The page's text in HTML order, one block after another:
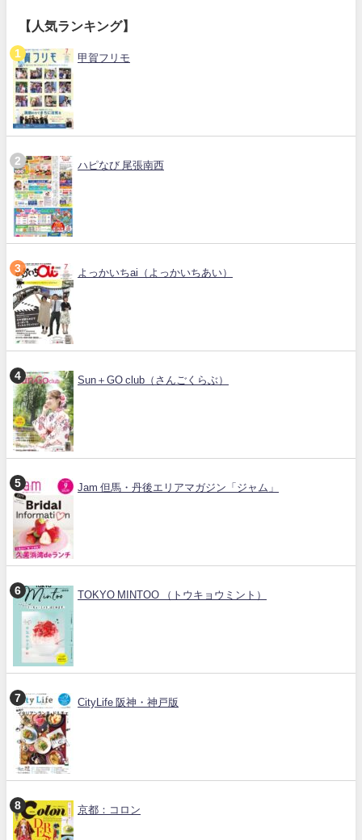
【人気ランキング】
甲賀フリモ
ハピなび 尾張南西
よっかいちai（よっかいちあい）
Sun＋GO club（さんごくらぶ）
Jam 但馬・丹後エリアマガジン「ジャム」
TOKYO MINTOO （トウキョウミント）
CityLife 阪神・神戸版
京都：コロン